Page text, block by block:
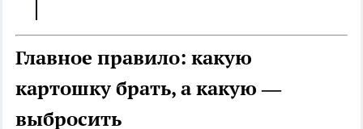
Главное правило: какую
картошку брать, а какую —
выбросить